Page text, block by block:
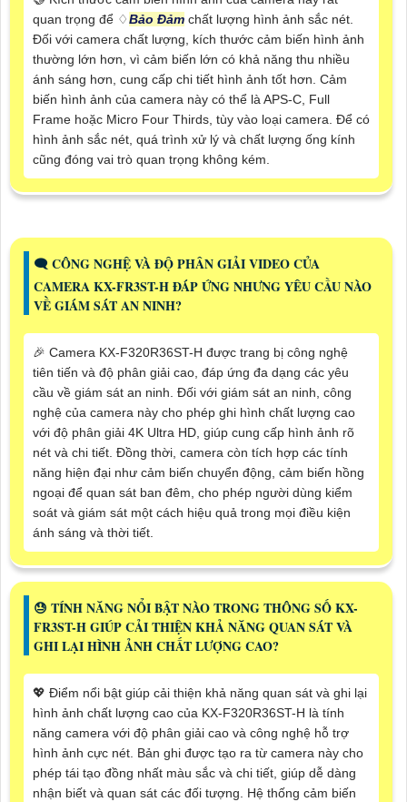
quan trọng để ♢Bảo Đảm chất lượng hình ảnh sắc nét.
Đối với camera chất lượng, kích thước cảm biến hình ảnh
thường lớn hơn, vì cảm biến lớn có khả năng thu nhiều
ánh sáng hơn, cung cấp chi tiết hình ảnh tốt hơn. Cảm
biến hình ảnh của camera này có thể là APS-C, Full
Frame hoặc Micro Four Thirds, tùy vào loại camera. Để có
hình ảnh sắc nét, quá trình xử lý và chất lượng ống kính
cũng đóng vai trò quan trọng không kém.
🗨️ CÔNG NGHỆ VÀ ĐỘ PHÂN GIẢI VIDEO CỦA
CAMERA KX-FR3ST-H ĐÁP ỨNG NHƯNG YÊU CẦU NÀO
VỀ GIÁM SÁT AN NINH?
️🎉 Camera KX-F320R36ST-H được trang bị công nghệ
tiên tiến và độ phân giải cao, đáp ứng đa dạng các yêu
cầu về giám sát an ninh. Đối với giám sát an ninh, công
nghệ của camera này cho phép ghi hình chất lượng cao
với độ phân giải 4K Ultra HD, giúp cung cấp hình ảnh rõ
nét và chi tiết. Đồng thời, camera còn tích hợp các tính
năng hiện đại như cảm biến chuyển động, cảm biến hồng
ngoại để quan sát ban đêm, cho phép người dùng kiểm
soát và giám sát một cách hiệu quả trong mọi điều kiện
ánh sáng và thời tiết.
😓 TÍNH NĂNG NỔI BẬT NÀO TRONG THÔNG SỐ KX-
FR3ST-H GIÚP CẢI THIỆN KHẢ NĂNG QUAN SÁT VÀ
GHI LẠI HÌNH ẢNH CHẤT LƯỢNG CAO?
💖 Điểm nổi bật giúp cải thiện khả năng quan sát và ghi lại
hình ảnh chất lượng cao của KX-F320R36ST-H là tính
năng camera với độ phân giải cao và công nghệ hỗ trợ
hình ảnh cực nét. Bản ghi được tạo ra từ camera này cho
phép tái tạo đồng nhất màu sắc và chi tiết, giúp dễ dàng
nhận biết và quan sát các đối tượng. Hệ thống cảm biến